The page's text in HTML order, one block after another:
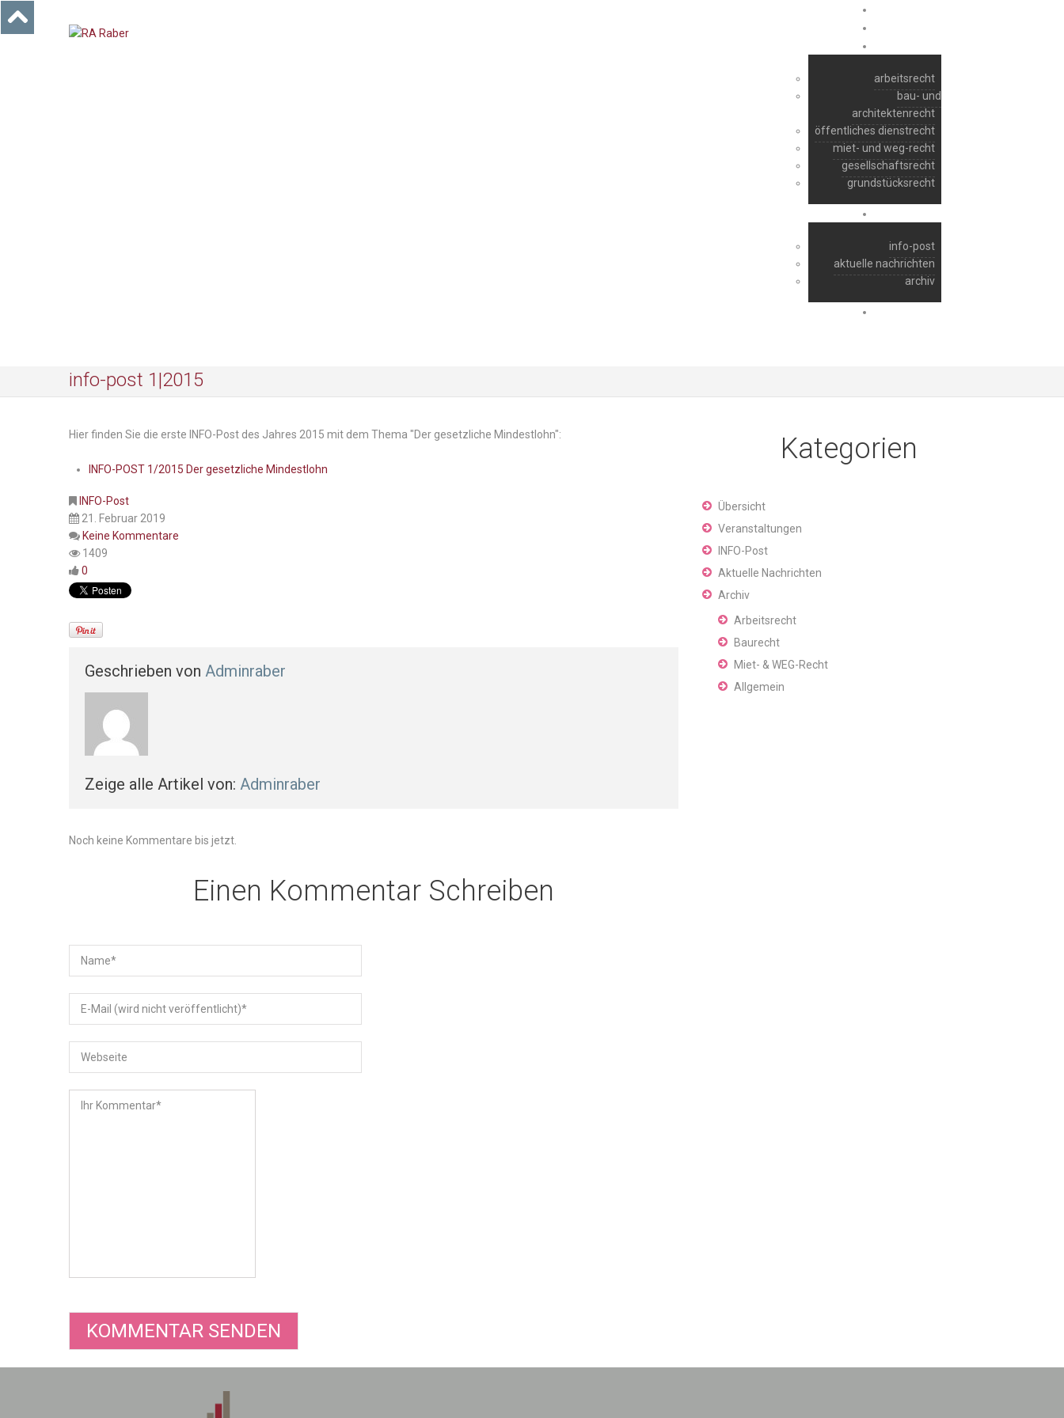
arbeitsrecht
bau- und
architektenrecht
öffentliches dienstrecht
miet- und weg-recht
gesellschaftsrecht
grundstücksrecht
info-post
aktuelle nachrichten
archiv
info-post 1|2015
Hier finden Sie die erste INFO-Post des Jahres 2015 mit dem Thema "Der gesetzliche Mindestlohn":
INFO-POST 1/2015 Der gesetzliche Mindestlohn
INFO-Post
21. Februar 2019
Keine Kommentare
1409
0
Geschrieben von Adminraber
Zeige alle Artikel von: Adminraber
Noch keine Kommentare bis jetzt.
Einen Kommentar Schreiben
Kategorien
Übersicht
Veranstaltungen
INFO-Post
Aktuelle Nachrichten
Archiv
Arbeitsrecht
Baurecht
Miet- & WEG-Recht
Allgemein